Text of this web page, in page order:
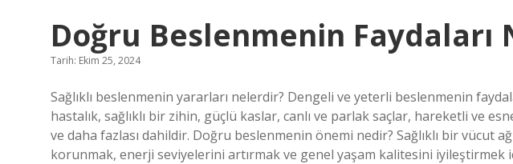
Doğru Beslenmenin Faydaları
Tarih: Ekim 25, 2024
Sağlıklı beslenmenin yararları nelerdir? Dengeli ve yeterli beslenmenin
hastalık, sağlıklı bir zihin, güçlü kaslar, canlı ve parlak saçlar, hareketli ve
ve daha fazlası dahildir. Doğru beslenmenin önemi nedir? Sağlıklı bir vücut
korunmak, enerji seviyelerini artırmak ve genel yaşam kalitesini iyileştirmek